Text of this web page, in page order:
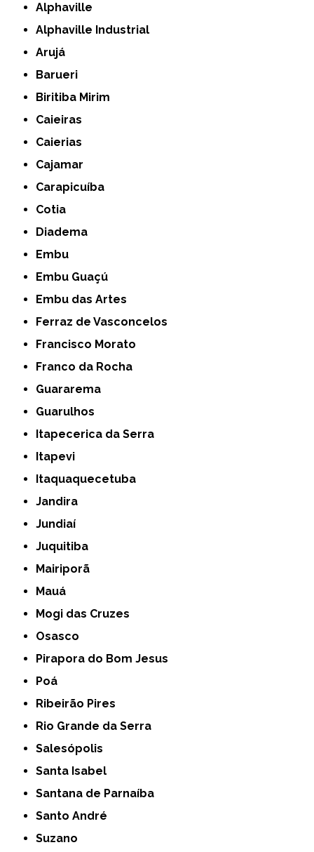
Alphaville
Alphaville Industrial
Arujá
Barueri
Biritiba Mirim
Caieiras
Caierias
Cajamar
Carapicuíba
Cotia
Diadema
Embu
Embu Guaçú
Embu das Artes
Ferraz de Vasconcelos
Francisco Morato
Franco da Rocha
Guararema
Guarulhos
Itapecerica da Serra
Itapevi
Itaquaquecetuba
Jandira
Jundiaí
Juquitiba
Mairiporã
Mauá
Mogi das Cruzes
Osasco
Pirapora do Bom Jesus
Poá
Ribeirão Pires
Rio Grande da Serra
Salesópolis
Santa Isabel
Santana de Parnaíba
Santo André
Suzano